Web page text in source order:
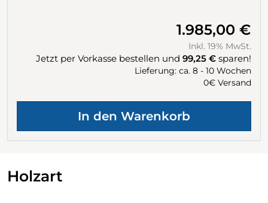
1.985,00 €
Inkl. 19% MwSt.
Jetzt per Vorkasse bestellen und 99,25 € sparen!
Lieferung: ca. 8 - 10 Wochen
0€ Versand
Holzart